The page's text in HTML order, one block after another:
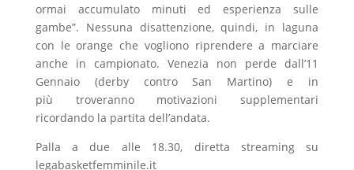
ormai accumulato minuti ed esperienza sulle
gambe”. Nessuna disattenzione, quindi, in laguna
con le orange che vogliono riprendere a marciare
anche in campionato. Venezia non perde dall’11
Gennaio (derby contro San Martino) e in
più troveranno motivazioni supplementari
ricordando la partita dell’andata.
Palla a due alle 18.30, diretta streaming su
legabasketfemminile.it